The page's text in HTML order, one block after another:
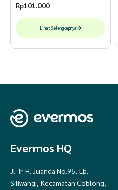
Rp101.000
Lihat Selengkapnya
Evermos HQ
Jl. Ir. H. Juanda No.95, Lb.
Siliwangi, Kecamatan Coblong,